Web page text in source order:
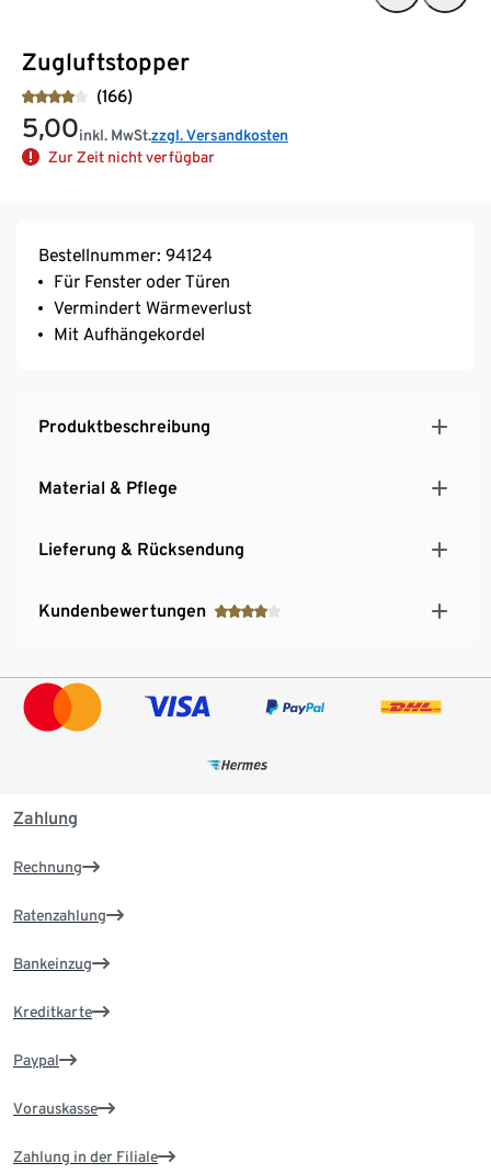
Zugluftstopper
(166)
5,00inkl. MwSt.zzgl. Versandkosten
Zur Zeit nicht verfügbar
Bestellnummer: 94124
Für Fenster oder Türen
Vermindert Wärmeverlust
Mit Aufhängekordel
Produktbeschreibung
Material & Pflege
Lieferung & Rücksendung
Kundenbewertungen
Zahlung
Rechnung
Ratenzahlung
Bankeinzug
Kreditkarte
Paypal
Vorauskasse
Zahlung in der Filiale